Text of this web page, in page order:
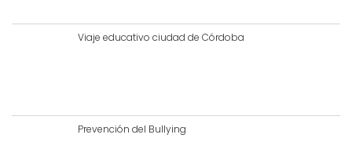
Viaje educativo ciudad de Córdoba
Prevención del Bullying